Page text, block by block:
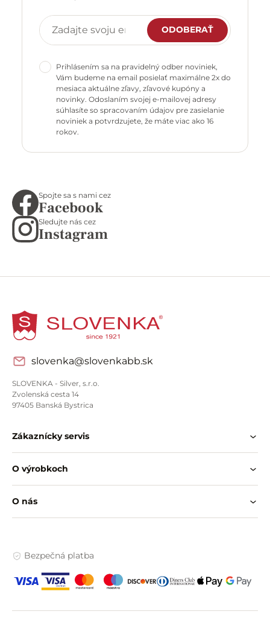
ODOBERAŤ
Prihlásením sa na pravidelný odber noviniek,
Vám budeme na email posielať maximálne 2x do
mesiaca aktuálne zľavy, zľavové kupóny a
novinky. Odoslaním svojej e-mailovej adresy
súhlasíte so spracovaním údajov pre zasielanie
noviniek a potvrdzujete, že máte viac ako 16
rokov.
Spojte sa s nami cez
Facebook
Sledujte nás cez
Instagram
slovenka@slovenkabb.sk
SLOVENKA - Silver, s.r.o.
Zvolenská cesta 14
97405 Banská Bystrica
Zákaznícky servis
O výrobkoch
O nás
Bezpečná platba